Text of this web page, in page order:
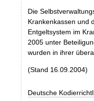
Die
Krankenkassen und
Entgeltsystem im
2005 unter
wurden in ihrer
(Stand 16.09.2004)
Deutsche